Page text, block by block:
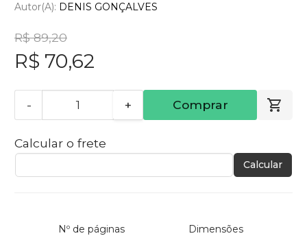
Autor(a): DENIS GONÇALVES
R$ 89,20
R$ 70,62
- + Comprar
Calcular o frete
Calcular
Nº de páginas Dimensões